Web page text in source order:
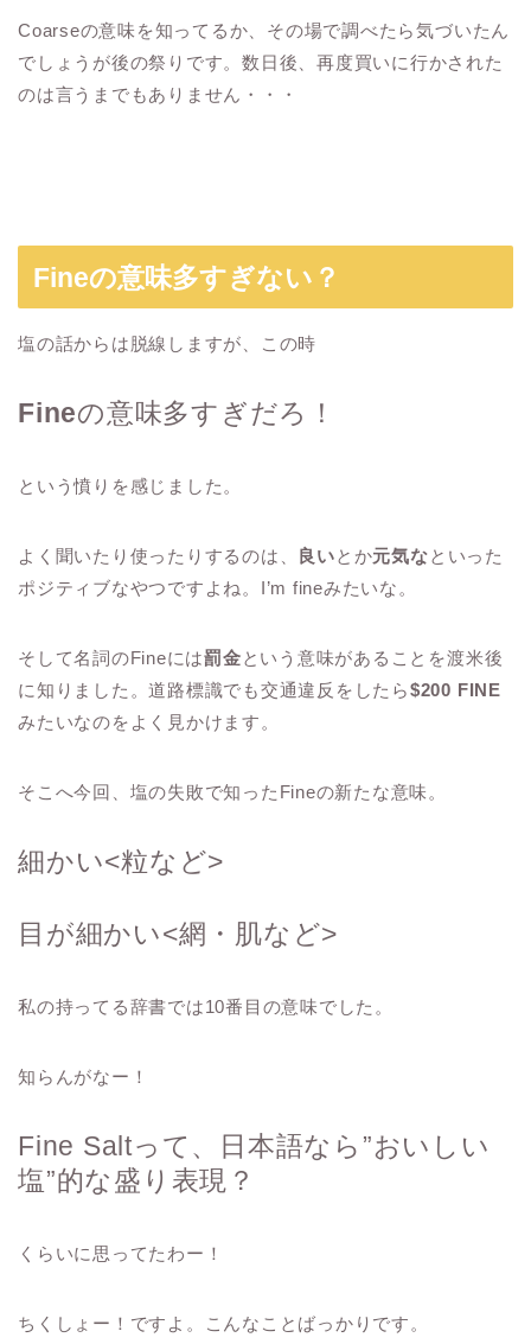
Coarseの意味を知ってるか、その場で調べたら気づいたん
でしょうが後の祭りです。数日後、再度買いに行かされた
のは言うまでもありません・・・
Fineの意味多すぎない？
塩の話からは脱線しますが、この時
Fineの意味多すぎだろ！
という憤りを感じました。
よく聞いたり使ったりするのは、 良いとか元気なといった
ポジティブなやつですよね。I’m fineみたいな。
そして名詞のFineには罰金という意味があることを渡米後
に知りました。道路標識でも交通違反をしたら$200 FINE
みたいなのをよく見かけます。
そこへ今回、塩の失敗で知ったFineの新たな意味。
細かい<粒など>
目が細かい<網・肌など>
私の持ってる辞書では10番目の意味でした。
知らんがなー！
Fine Saltって、
日本語なら”おいしい
塩”的な盛り表現？
くらいに思ってたわー！
ちくしょー！ですよ。こんなことばっかりです。